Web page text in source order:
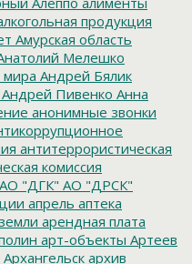
продукция
Амурская область
Мелешко
мира Андрей Бялик
Андрей Пивенко Анна
анонимные звонки
антитеррористическая
комиссия
АО "ДГК" АО "ДРСК"
апрель аптека
арендная плата
арт-объекты Артеев
Архангельск архив